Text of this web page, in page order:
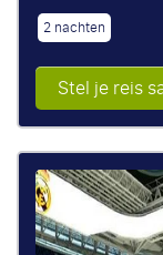
2 nachten
Stel je reis